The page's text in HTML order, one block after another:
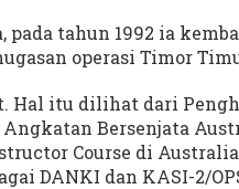
pada tahun 1992 ia
operasi Timor
Hal itu dilihat dari
Bersenjata
Course di
DANKI dan KASI-2/